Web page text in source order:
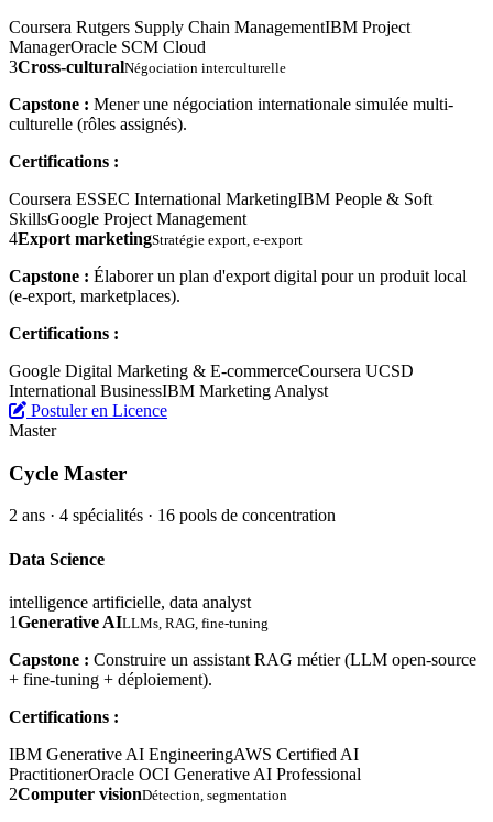
Coursera Rutgers Supply Chain ManagementIBM Project
ManagerOracle SCM Cloud
3Cross-culturalNégociation interculturelle
Capstone : Mener une négociation internationale simulée multi-
culturelle (rôles assignés).
Certifications :
Coursera ESSEC International MarketingIBM People & Soft
SkillsGoogle Project Management
4Export marketingStratégie export, e-export
Capstone : Élaborer un plan d'export digital pour un produit local
(e-export, marketplaces).
Certifications :
Google Digital Marketing & E-commerceCoursera UCSD
International BusinessIBM Marketing Analyst
Postuler en Licence
Master
Cycle Master
2 ans · 4 spécialités · 16 pools de concentration
Data Science
intelligence artificielle, data analyst
1Generative AILLMs, RAG, fine-tuning
Capstone : Construire un assistant RAG métier (LLM open-source
+ fine-tuning + déploiement).
Certifications :
IBM Generative AI EngineeringAWS Certified AI
PractitionerOracle OCI Generative AI Professional
2Computer visionDétection, segmentation